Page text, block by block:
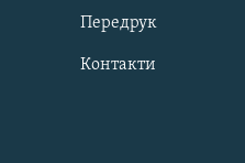
Передрук
Контакти